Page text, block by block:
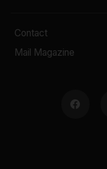
Contact
Mail Magazine